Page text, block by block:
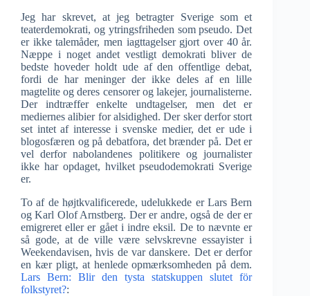
Jeg har skrevet, at jeg betragter Sverige som et
teaterdemokrati, og ytringsfriheden som pseudo. Det
er ikke talemåder, men iagttagelser gjort over 40 år.
Næppe i noget andet vestligt demokrati bliver de
bedste hoveder holdt ude af den offentlige debat,
fordi de har meninger der ikke deles af en lille
magtelite og deres censorer og lakejer, journalisterne.
Der indtræffer enkelte undtagelser, men det er
mediernes alibier for alsidighed. Der sker derfor stort
set intet af interesse i svenske medier, det er ude i
blogosfæren og på debatfora, det brænder på. Det er
vel derfor nabolandenes politikere og journalister
ikke har opdaget, hvilket pseudodemokrati Sverige
er.
To af de højtkvalificerede, udelukkede er Lars Bern
og Karl Olof Arnstberg. Der er andre, også de der er
emigreret eller er gået i indre eksil. De to nævnte er
så gode, at de ville være selvskrevne essayister i
Weekendavisen, hvis de var danskere. Det er derfor
en kær pligt, at henlede opmærksomheden på dem.
Lars Bern: Blir den tysta statskuppen slutet för
folkstyret?: